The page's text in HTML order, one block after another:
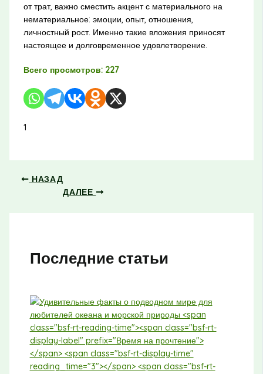
от трат, важно сместить акцент с материального на
нематериальное: эмоции, опыт, отношения,
личностный рост. Именно такие вложения приносят
настоящее и долговременное удовлетворение.
Всего просмотров: 227
1
НАЗАД
ДАЛЕЕ
Последние статьи